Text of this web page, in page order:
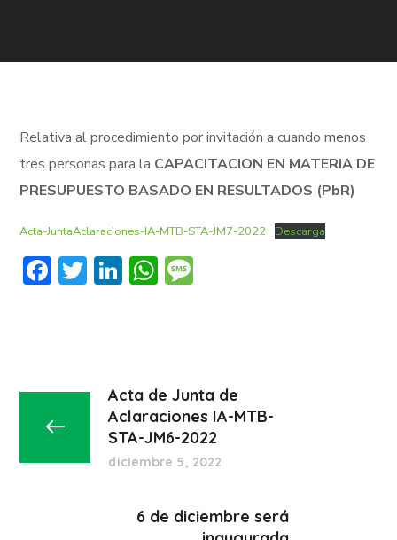
Relativa al procedimiento por invitación a cuando menos
tres personas para la CAPACITACION EN MATERIA DE
PRESUPUESTO BASADO EN RESULTADOS (PbR)
Acta-JuntaAclaraciones-IA-MTB-STA-JM7-2022 Descarga
Facebook
Twitter
LinkedIn
WhatsApp
Acta de Junta de
Aclaraciones IA-MTB-
STA-JM6-2022
diciembre 5, 2022
6 de diciembre será